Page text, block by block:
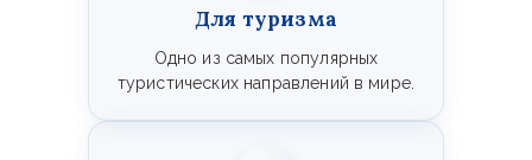
Для туризма
Одно из самых популярных
туристических направлений в мире.